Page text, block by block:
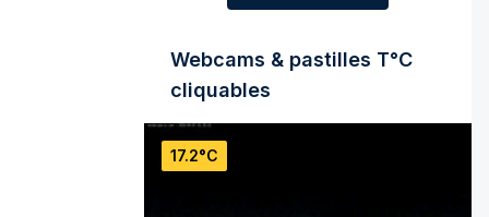
Webcams & pastilles T°C
cliquables
17.2°C